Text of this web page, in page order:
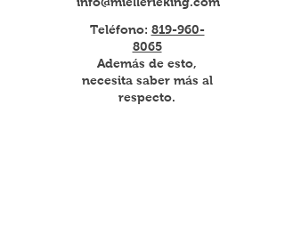
Teléfono: 819-960-
8065
Además de esto,
necesita saber más al
respecto.